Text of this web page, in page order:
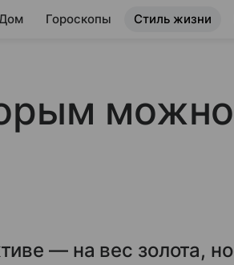
Гороскопы Стиль жизни
можно
— на вес золота, но